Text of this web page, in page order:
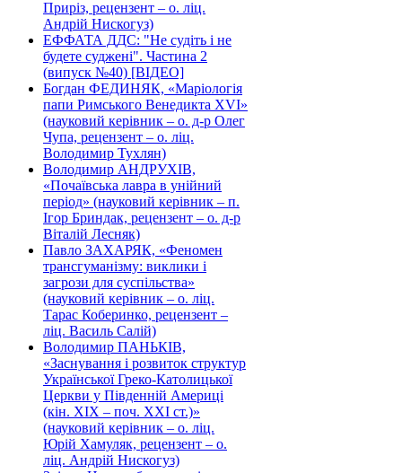
Приріз, рецензент – о. ліц.
Андрій Нискогуз)
ЕФФАТА ДДС: "Не судіть і не
будете суджені". Частина 2
(випуск №40) [ВІДЕО]
Богдан ФЕДИНЯК, «Маріологія
папи Римського Венедикта XVI»
(науковий керівник – о. д-р Олег
Чупа, рецензент – о. ліц.
Володимир Тухлян)
Володимир АНДРУХІВ,
«Почаївська лавра в унійний
період» (науковий керівник – п.
Ігор Бриндак, рецензент – о. д-р
Віталій Лесняк)
Павло ЗАХАРЯК, «Феномен
трансгуманізму: виклики і
загрози для суспільства»
(науковий керівник – о. ліц.
Тарас Коберинко, рецензент –
ліц. Василь Салій)
Володимир ПАНЬКІВ,
«Заснування і розвиток структур
Української Греко-Католицької
Церкви у Південній Америці
(кін. ХІХ – поч. ХХІ ст.)»
(науковий керівник – о. ліц.
Юрій Хамуляк, рецензент – о.
ліц. Андрій Нискогуз)